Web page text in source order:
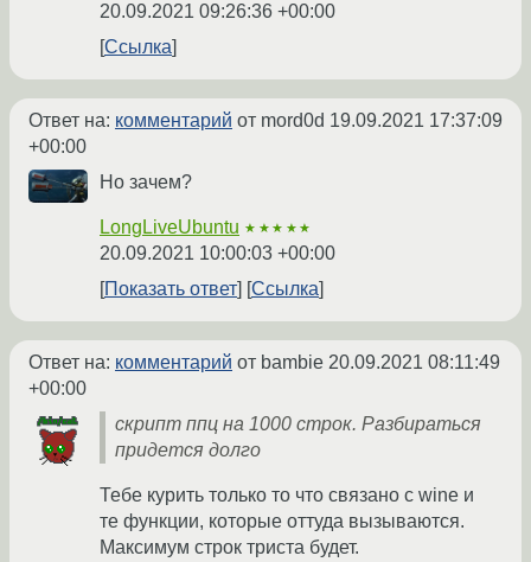
20.09.2021 09:26:36 +00:00
Ссылка
Ответ на: комментарий от mord0d 19.09.2021 17:37:09
+00:00
Но зачем?
LongLiveUbuntu ★★★★★
20.09.2021 10:00:03 +00:00
Показать ответ
Ссылка
Ответ на: комментарий от bambie 20.09.2021 08:11:49
+00:00
скрипт ппц на 1000 строк. Разбираться
придется долго
Тебе курить только то что связано с wine и
те функции, которые оттуда вызываются.
Максимум строк триста будет.